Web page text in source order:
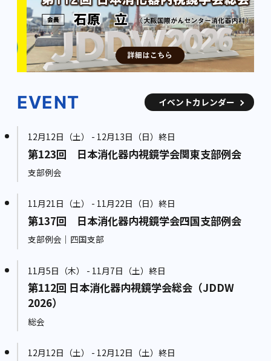
EVENT イベントカレンダー
12月12日（土） - 12月13日（日）終日
第123回 日本消化器内視鏡学会関東支部例会
支部例会
11月21日（土） - 11月22日（日）終日
第137回 日本消化器内視鏡学会四国支部例会
支部例会｜四国支部
11月5日（木） - 11月7日（土）終日
第112回 日本消化器内視鏡学会総会（JDDW
2026）
総会
12月12日（土） - 12月12日（土）終日